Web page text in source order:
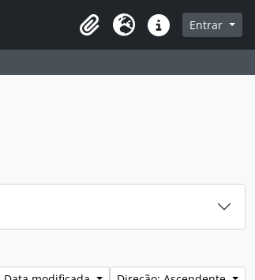
Idioma Ligações rápidas
Entrar